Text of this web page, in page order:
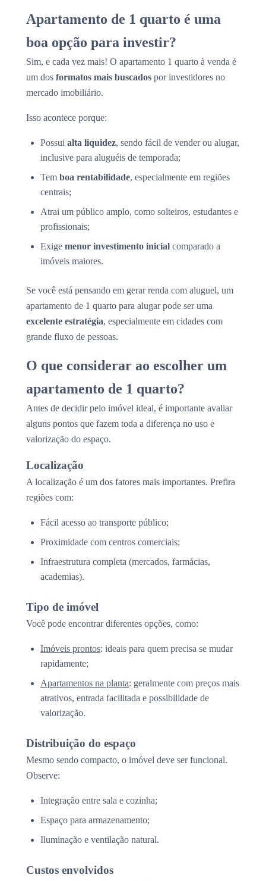
Apartamento de 1 quarto é uma
boa opção para investir?
Sim, e cada vez mais! O apartamento 1 quarto à venda é
um dos formatos mais buscados por investidores no
mercado imobiliário.
Isso acontece porque:
Possui alta liquidez, sendo fácil de vender ou alugar,
inclusive para aluguéis de temporada;
Tem boa rentabilidade, especialmente em regiões
centrais;
Atrai um público amplo, como solteiros, estudantes e
profissionais;
Exige menor investimento inicial comparado a
imóveis maiores.
Se você está pensando em gerar renda com aluguel, um
apartamento de 1 quarto para alugar pode ser uma
excelente estratégia, especialmente em cidades com
grande fluxo de pessoas.
O que considerar ao escolher um
apartamento de 1 quarto?
Antes de decidir pelo imóvel ideal, é importante avaliar
alguns pontos que fazem toda a diferença no uso e
valorização do espaço.
Localização
A localização é um dos fatores mais importantes. Prefira
regiões com:
Fácil acesso ao transporte público;
Proximidade com centros comerciais;
Infraestrutura completa (mercados, farmácias,
academias).
Tipo de imóvel
Você pode encontrar diferentes opções, como:
Imóveis prontos: ideais para quem precisa se mudar
rapidamente;
Apartamentos na planta: geralmente com preços mais
atrativos, entrada facilitada e possibilidade de
valorização.
Distribuição do espaço
Mesmo sendo compacto, o imóvel deve ser funcional.
Observe:
Integração entre sala e cozinha;
Espaço para armazenamento;
Iluminação e ventilação natural.
Custos envolvidos